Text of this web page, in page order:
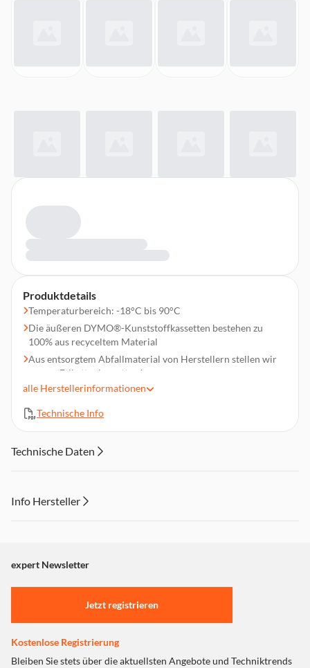
Produktdetails
Temperaturbereich: -18°C bis 90°C
Die äußeren DYMO®-Kunststoffkassetten bestehen zu
100% aus recyceltem Material
Aus entsorgtem Abfallmaterial von Herstellern stellen wir
unsere Etikettenkassetten her.
DYMO®-Verpackungen bestehen aus 60% bis 80%
Verbraucherabfall.
Die DYMO®-D1® Etiketten werden in Belgien, Europa
hergestellt
alle Herstellerinformationen
Technische Info
Technische Daten
Info Hersteller
"Marketing".
Einstellungen anpassen
expert Newsletter
Jetzt registrieren
Kostenlose Registrierung
Bleiben Sie stets über die aktuellsten Angebote und Techniktrends